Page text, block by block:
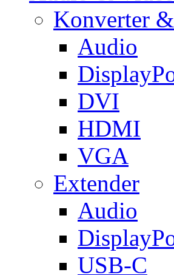
Konverter
Audio
DVI
HDMI
VGA
Extender
Audio
USB-C